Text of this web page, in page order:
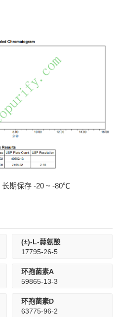
期保存 -20 ~ -80℃
(±)-L-蒜氨酸
17795-26-5
环孢菌素A
59865-13-3
环孢菌素D
63775-96-2